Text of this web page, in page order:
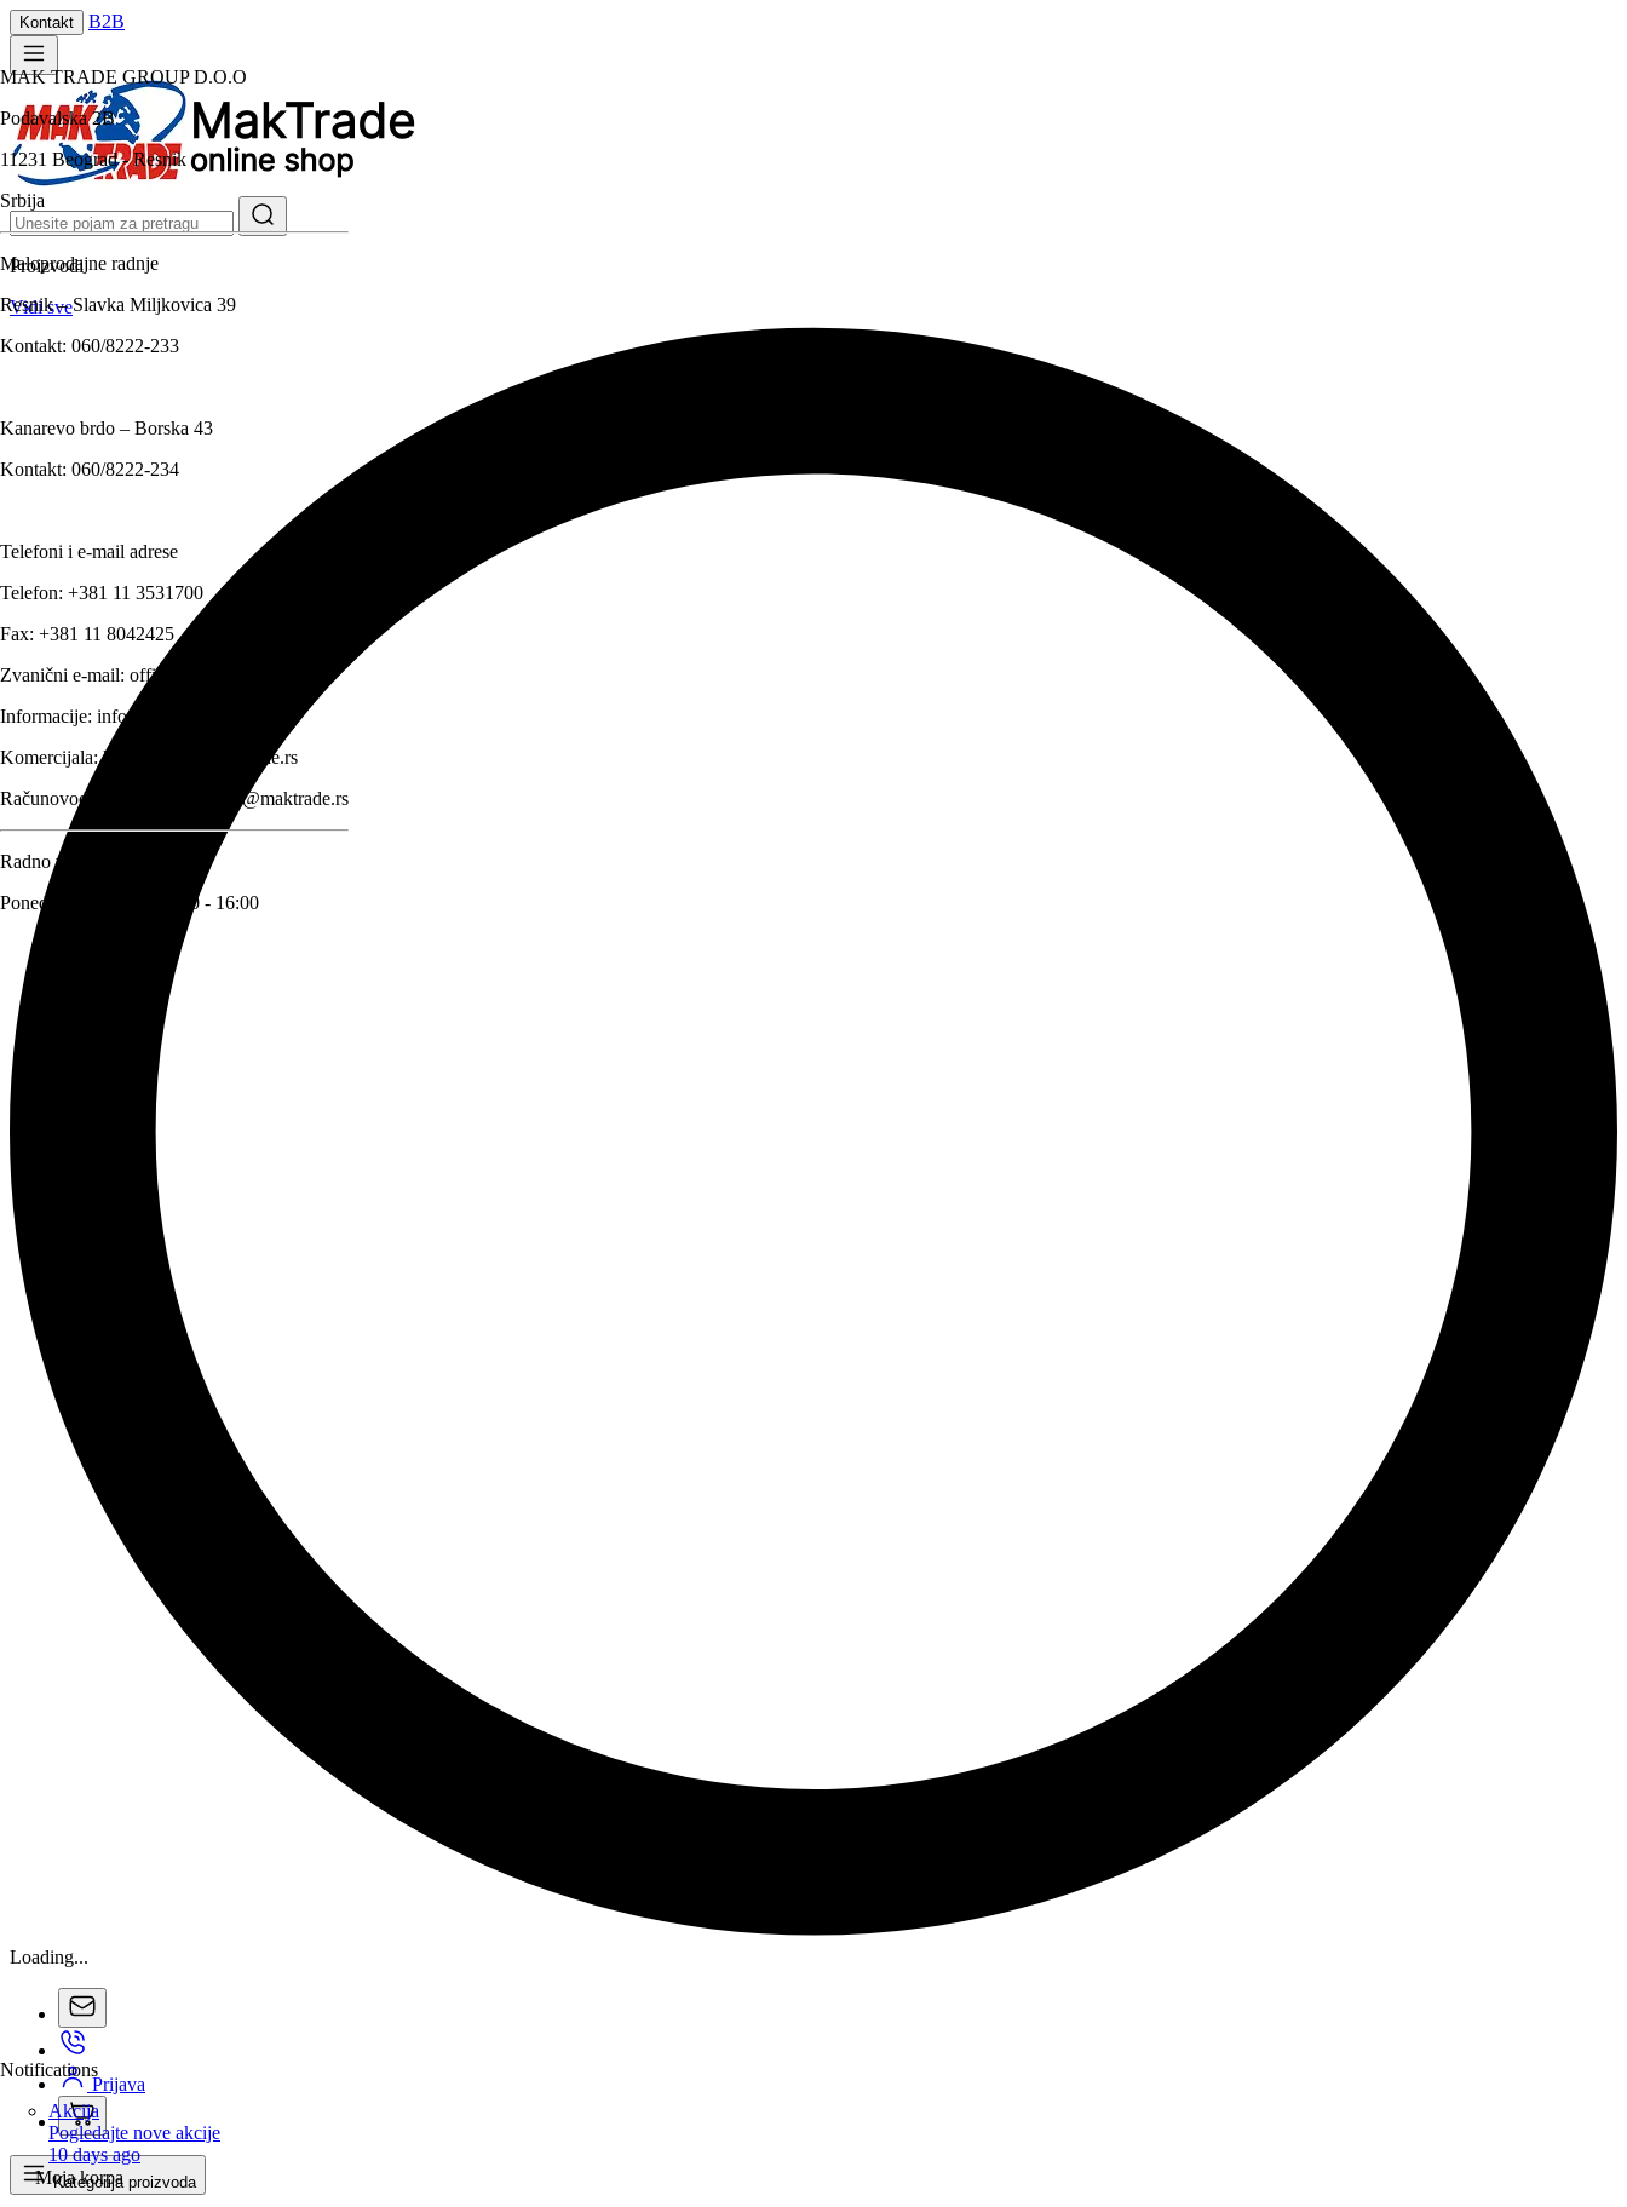
Kontakt
MAK TRADE GROUP D.O.O
Podavalska 2B
11231 Beograd - Resnik
Srbija
Maloprodajne radnje
Resnik – Slavka Miljkovica 39
Kontakt: 060/8222-233
Kanarevo brdo – Borska 43
Kontakt: 060/8222-234
Telefoni i e-mail adrese
Telefon: +381 11 3531700
Fax: +381 11 8042425
Zvanični e-mail: office@maktrade.rs
Informacije: info@maktrade.rs
Komercijala:komercijala@maktrade.rs
Računovodstvo:
racunovodstvo@maktrade.rs
Radno vreme
Ponedeljak – Petak: 08:00 - 16:00
B2B
Proizvodi
Vidi sve
Loading...
Notifications
Akcija
Pogledajte nove akcije
10 days ago
Prijava
Moja korpa
Kategorija proizvoda